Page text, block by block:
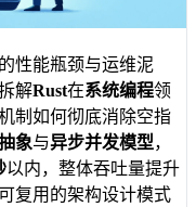
性能瓶颈与运维泥
解Rust在系统编程领
制如何彻底消除空指
象与异步并发模型，
以内，整体吞吐量提升
复用的架构设计模式